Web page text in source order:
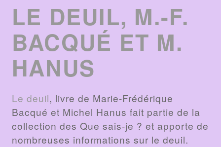
LE DEUIL, M.-F.
BACQUÉ ET M.
HANUS
Le deuil, livre de Marie-Frédérique
Bacqué et Michel Hanus fait partie de la
collection des Que sais-je ? et apporte de
nombreuses informations sur le deuil.